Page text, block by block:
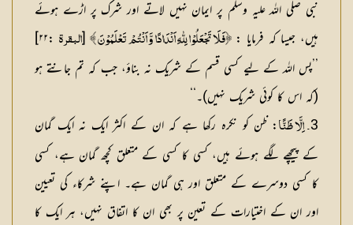
نبی صلی اللہ علیہ وسلم پر ایمان نہیں لاتے اور شرک پر اڑے ہوئے
ہیں، جیسا کہ فرمایا :﴿فَلَا تَجْعَلُوْا لِلّٰهِ اَنْدَادًا وَّ اَنْتُمْ تَعْلَمُوْنَ ﴾[البقرۃ
:۲۲]
’’پس اللہ کے لیے کسی قسم کے شریک نہ بناؤ، جب کہ تم جانتے ہو
(کہ اس کا کوئی شریک نہیں)۔‘‘
3۔ اِلَّا ظَنًّا : ظن کو نکرہ رکھا ہے کہ ان کے اکثر ایک نہ ایک گمان
کے پیچھے لگے ہوئے ہیں، کسی کا کسی کے متعلق کچھ گمان ہے، کسی
کا کسی دوسرے کے متعلق اور ہی گمان ہے۔ اپنے شرکاء کی تعیین
اور ان کے اختیارات کے تعین پر بھی ان کا اتفاق نہیں، ہر ایک کا